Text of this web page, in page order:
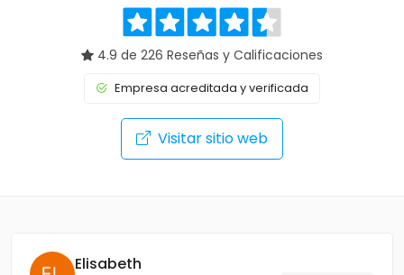
4.9 de 226 Reseñas y Calificaciones
Empresa acreditada y verificada
Visitar sitio web
Elisabeth